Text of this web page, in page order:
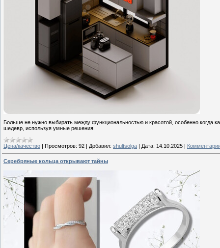
Больше не нужно выбирать между функциональностью и красотой, особенно когда
шедевр, используя умные решения.
Цена/качество Просмотров: 92 Добавил: shultsolga Дата: 14.10.2025
Серебряные кольца открывают тайны